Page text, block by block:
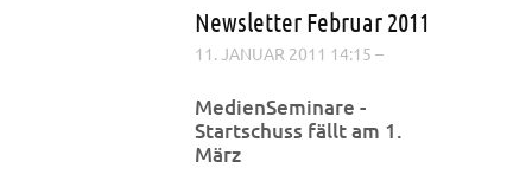
Newsletter Februar 2011
11. JANUAR 2011 14:15 –
MedienSeminare -
Startschuss fällt am 1.
März